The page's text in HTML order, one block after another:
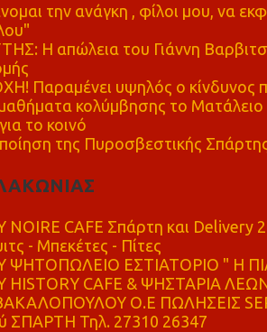
την ανάγκη , φίλοι μου, να
Η απώλεια του Γιάννη
Παραμένει υψηλός ο κίνδυνος
κολύμβησης το Ματάλειο
το κοινό
της Πυροσβεστικής
NOIRE CAFE Σπάρτη και
- Μπεκέτες - Πίτες
ΨΗΤΟΠΩΛΕΙΟ ΕΣΤΙΑΤΟΡΙΟ " Η
CAFE & ΨΗΣΤΑΡΙΑ
Ο.Ε ΠΩΛΗΣΕΙΣ
ΣΠΑΡΤΗ Τηλ. 27310 26347